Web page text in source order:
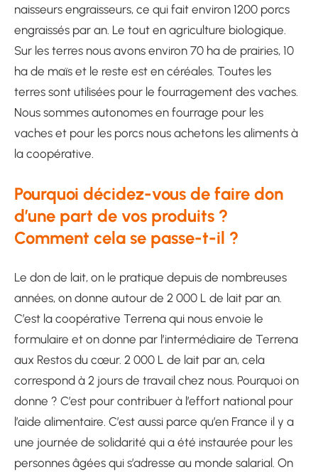
naisseurs engraisseurs, ce qui fait environ 1200 porcs
engraissés par an. Le tout en agriculture biologique.
Sur les terres nous avons environ 70 ha de prairies, 10
ha de maïs et le reste est en céréales. Toutes les
terres sont utilisées pour le fourragement des vaches.
Nous sommes autonomes en fourrage pour les
vaches et pour les porcs nous achetons les aliments à
la coopérative.
Pourquoi décidez-vous de faire don
d’une part de vos produits ?
Comment cela se passe-t-il ?
Le don de lait, on le pratique depuis de nombreuses
années, on donne autour de 2 000 L de lait par an.
C’est la coopérative Terrena qui nous envoie le
formulaire et on donne par l’intermédiaire de Terrena
aux Restos du cœur. 2 000 L de lait par an, cela
correspond à 2 jours de travail chez nous. Pourquoi on
donne ? C’est pour contribuer à l’effort national pour
l’aide alimentaire. C’est aussi parce qu’en France il y a
une journée de solidarité qui a été instaurée pour les
personnes âgées qui s’adresse au monde salarial. On